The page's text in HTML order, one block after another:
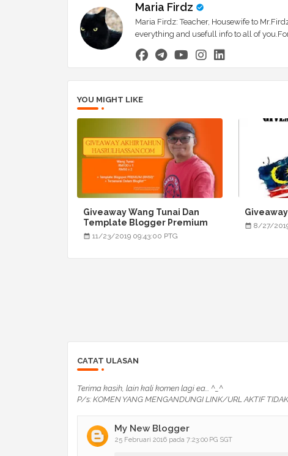
Maria Firdz
Maria Firdz: Teacher, Housewife to
everything and usefull info to all of
YOU MIGHT LIKE
Giveaway Wang Tunai Dan
Template Blogger Premium
11/23/2019 09:43:00 PTG
8/27/
CATAT ULASAN
Terima kasih, lain kali komen lagi ea... ^_^
P/s: KOMEN YANG MENGANDUNGI LINK/URL AKTIF
My New Blogger
25 Februari 2016 pada 7:23:00 PG SGT